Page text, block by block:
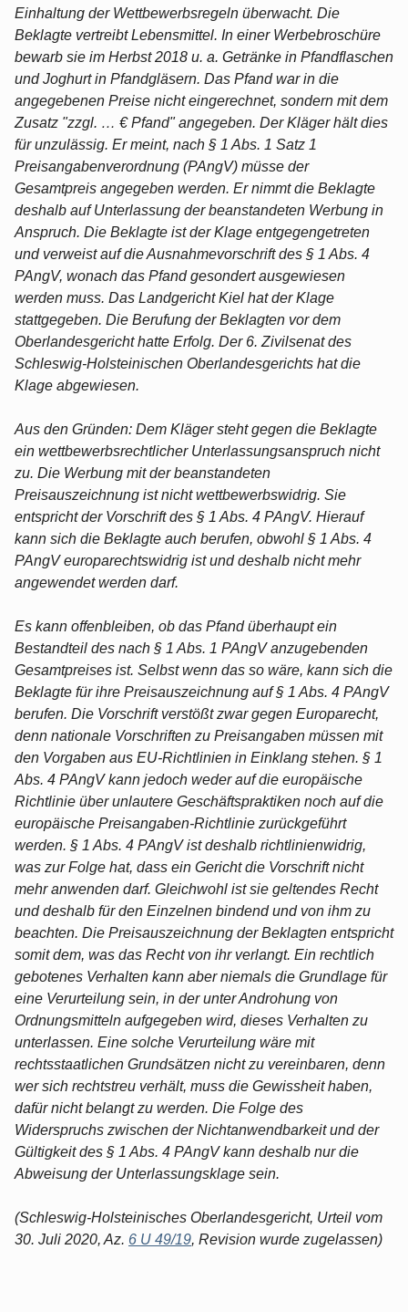
Einhaltung der Wettbewerbsregeln überwacht. Die
Beklagte vertreibt Lebensmittel. In einer Werbebroschüre
bewarb sie im Herbst 2018 u. a. Getränke in Pfandflaschen
und Joghurt in Pfandgläsern. Das Pfand war in die
angegebenen Preise nicht eingerechnet, sondern mit dem
Zusatz "zzgl. … € Pfand" angegeben. Der Kläger hält dies
für unzulässig. Er meint, nach § 1 Abs. 1 Satz 1
Preisangabenverordnung (PAngV) müsse der
Gesamtpreis angegeben werden. Er nimmt die Beklagte
deshalb auf Unterlassung der beanstandeten Werbung in
Anspruch. Die Beklagte ist der Klage entgegengetreten
und verweist auf die Ausnahmevorschrift des § 1 Abs. 4
PAngV, wonach das Pfand gesondert ausgewiesen
werden muss. Das Landgericht Kiel hat der Klage
stattgegeben. Die Berufung der Beklagten vor dem
Oberlandesgericht hatte Erfolg. Der 6. Zivilsenat des
Schleswig-Holsteinischen Oberlandesgerichts hat die
Klage abgewiesen.
Aus den Gründen: Dem Kläger steht gegen die Beklagte
ein wettbewerbsrechtlicher Unterlassungsanspruch nicht
zu. Die Werbung mit der beanstandeten
Preisauszeichnung ist nicht wettbewerbswidrig. Sie
entspricht der Vorschrift des § 1 Abs. 4 PAngV. Hierauf
kann sich die Beklagte auch berufen, obwohl § 1 Abs. 4
PAngV europarechtswidrig ist und deshalb nicht mehr
angewendet werden darf.
Es kann offenbleiben, ob das Pfand überhaupt ein
Bestandteil des nach § 1 Abs. 1 PAngV anzugebenden
Gesamtpreises ist. Selbst wenn das so wäre, kann sich die
Beklagte für ihre Preisauszeichnung auf § 1 Abs. 4 PAngV
berufen. Die Vorschrift verstößt zwar gegen Europarecht,
denn nationale Vorschriften zu Preisangaben müssen mit
den Vorgaben aus EU-Richtlinien in Einklang stehen. § 1
Abs. 4 PAngV kann jedoch weder auf die europäische
Richtlinie über unlautere Geschäftspraktiken noch auf die
europäische Preisangaben-Richtlinie zurückgeführt
werden. § 1 Abs. 4 PAngV ist deshalb richtlinienwidrig,
was zur Folge hat, dass ein Gericht die Vorschrift nicht
mehr anwenden darf. Gleichwohl ist sie geltendes Recht
und deshalb für den Einzelnen bindend und von ihm zu
beachten. Die Preisauszeichnung der Beklagten entspricht
somit dem, was das Recht von ihr verlangt. Ein rechtlich
gebotenes Verhalten kann aber niemals die Grundlage für
eine Verurteilung sein, in der unter Androhung von
Ordnungsmitteln aufgegeben wird, dieses Verhalten zu
unterlassen. Eine solche Verurteilung wäre mit
rechtsstaatlichen Grundsätzen nicht zu vereinbaren, denn
wer sich rechtstreu verhält, muss die Gewissheit haben,
dafür nicht belangt zu werden. Die Folge des
Widerspruchs zwischen der Nichtanwendbarkeit und der
Gültigkeit des § 1 Abs. 4 PAngV kann deshalb nur die
Abweisung der Unterlassungsklage sein.
(Schleswig-Holsteinisches Oberlandesgericht, Urteil vom
30. Juli 2020, Az. 6 U 49/19, Revision wurde zugelassen)